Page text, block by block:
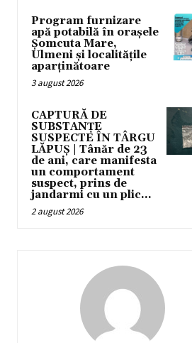
Program furnizare
apă potabilă în orașele
Șomcuta Mare,
Ulmeni și localitățile
aparținătoare
3 august 2026
CAPTURĂ DE
SUBSTANȚE
SUSPECTE ÎN TÂRGU
LĂPUȘ | Tânăr de 23
de ani, care manifesta
un comportament
suspect, prins de
jandarmi cu un plic...
2 august 2026